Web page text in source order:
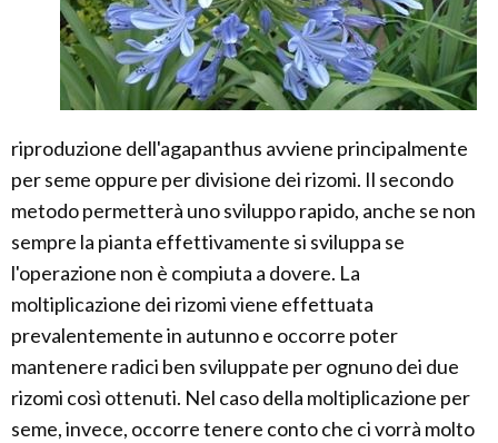
riproduzione dell'agapanthus avviene principalmente
per seme oppure per divisione dei rizomi. Il secondo
metodo permetterà uno sviluppo rapido, anche se non
sempre la pianta effettivamente si sviluppa se
l'operazione non è compiuta a dovere. La
moltiplicazione dei rizomi viene effettuata
prevalentemente in autunno e occorre poter
mantenere radici ben sviluppate per ognuno dei due
rizomi così ottenuti. Nel caso della moltiplicazione per
seme, invece, occorre tenere conto che ci vorrà molto